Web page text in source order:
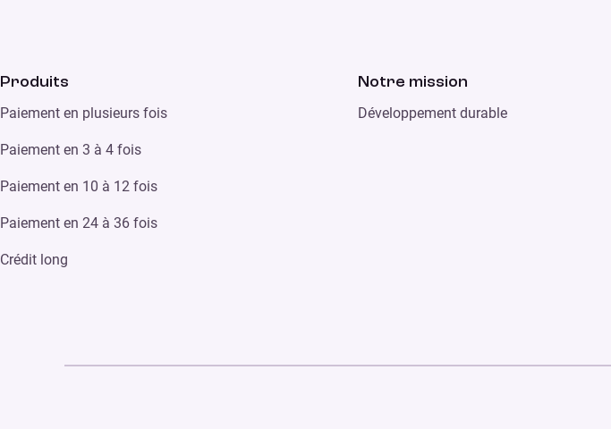
Produits
Paiement en plusieurs fois
Paiement en 3 à 4 fois
Paiement en 10 à 12 fois
Paiement en 24 à 36 fois
Crédit long
Notre mission
Développement durable